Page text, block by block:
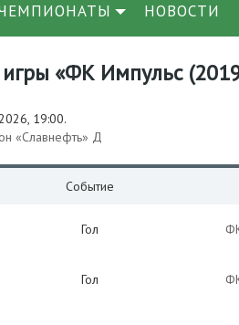
НОВОСТИ
игры «ФК Импульс
19:00.
«Славнефть» Д
Событие
Гол
Гол